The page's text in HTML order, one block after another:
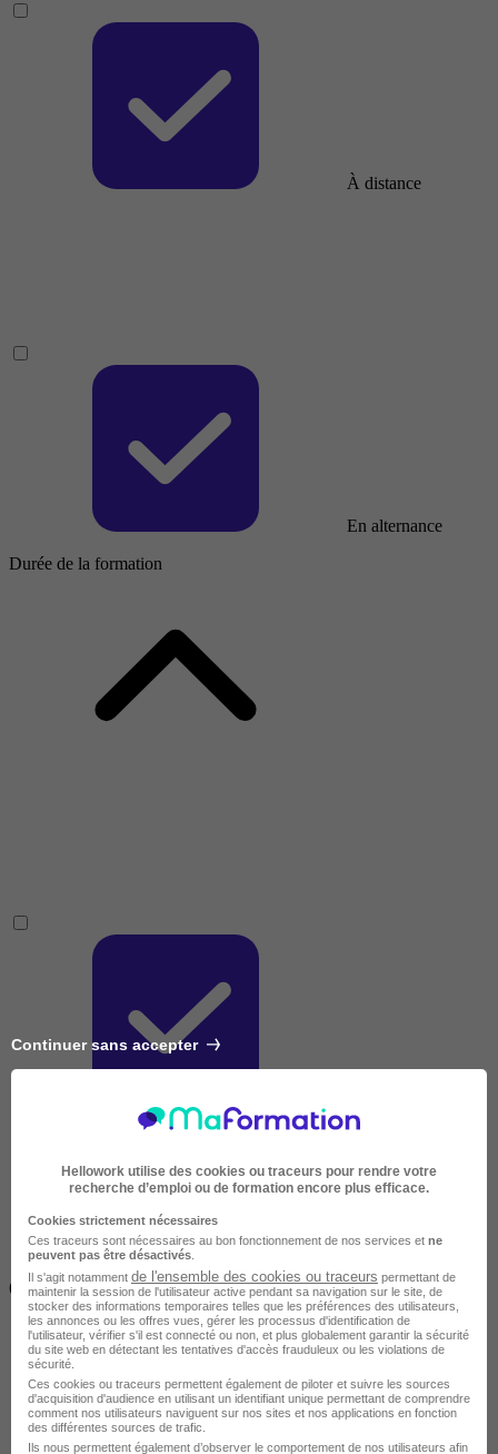
À distance
En alternance
Durée de la formation
(14h)
Continuer sans accepter
Hellowork utilise des cookies ou traceurs pour rendre votre
recherche d’emploi ou de formation encore plus efficace.
Cookies strictement nécessaires
Ces traceurs sont nécessaires au bon fonctionnement de nos services et ne
peuvent pas être désactivés
Il s'agit notamment de l'ensemble des cookies ou traceurs permettant de
maintenir la session de l'utilisateur active pendant sa navigation sur le site, de
stocker des informations temporaires telles que les préférences des utilisateurs,
les annonces ou les offres vues, gérer les processus d'identification de
l'utilisateur, vérifier s'il est connecté ou non, et plus globalement garantir la sécurité
du site web en détectant les tentatives d'accès frauduleux ou les violations de
sécurité.
Ces cookies ou traceurs permettent également de piloter et suivre les sources
d'acquisition d'audience en utilisant un identifiant unique permettant de comprendre
comment nos utilisateurs naviguent sur nos sites et nos applications en fonction
des différentes sources de trafic.
Ils nous permettent également d’observer le comportement de nos utilisateurs afin